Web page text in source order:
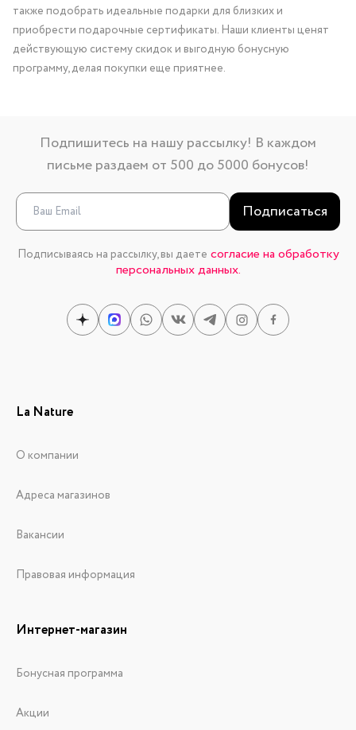
также подобрать идеальные подарки для близких и
приобрести подарочные сертификаты. Наши клиенты ценят
действующую систему скидок и выгодную бонусную
программу, делая покупки еще приятнее.
Подпишитесь на нашу рассылку! В каждом
письме раздаем от 500 до 5000 бонусов!
Подписаться
Подписываясь на рассылку, вы даете согласие на обработку
персональных данных.
La Nature
О компании
Адреса магазинов
Вакансии
Правовая информация
Интернет-магазин
Бонусная программа
Акции